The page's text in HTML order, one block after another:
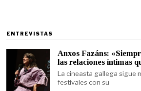
ENTREVISTAS
Anxos Fazáns:
las relaciones íntimas
La cineasta gallega sigue
festivales con su